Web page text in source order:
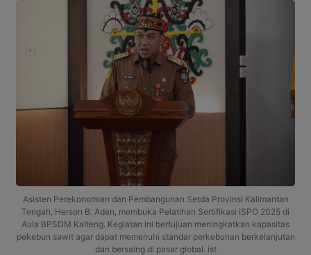
Asisten Perekonomian dan Pembangunan Setda Provinsi Kalimantan
Tengah, Herson B. Aden, membuka Pelatihan Sertifikasi ISPO 2025 di
Aula BPSDM Kalteng. Kegiatan ini bertujuan meningkatkan kapasitas
pekebun sawit agar dapat memenuhi standar perkebunan berkelanjutan
dan bersaing di pasar global. ist